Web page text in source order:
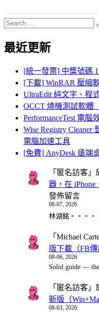
Search
for:
最近更新
[統一發票] 中獎號碼
[下載] WinRAR 壓縮
UltraEdit 純文字、程
OCCT 燒機測試軟體
PerformanceTest 電
Wise Registry
電腦加速工具
[免費] AnyDesk 遠端
「 匿名訪客 」
器，在 iPhone
發佈留言
08-07, 2026
林湖銘。。。。
「 Michael
版下載（FB傳
08-06, 2026
Solid guide —
「 匿名訪客 」
新版（
08-03, 2026